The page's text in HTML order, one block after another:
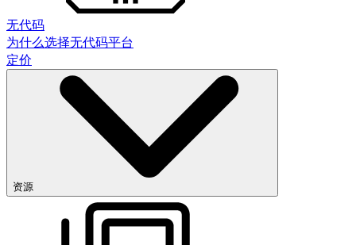
无代码
为什么选择无代码平台
定价
资源